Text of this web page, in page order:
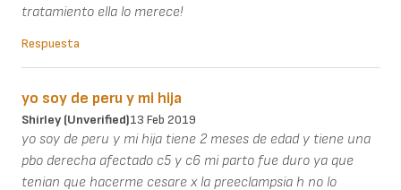
tratamiento ella lo merece!
Respuesta
yo soy de peru y mi hija
Shirley (unverified)13 Feb 2019
yo soy de peru y mi hija tiene 2 meses de edad y tiene una
pbo derecha afectado c5 y c6 mi parto fue duro ya que
tenian que hacerme cesare x la preeclampsia h no lo